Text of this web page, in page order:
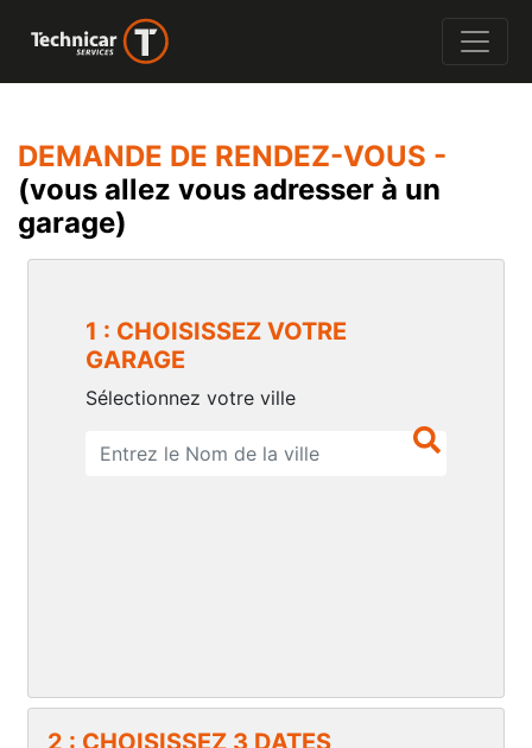
DEMANDE DE RENDEZ-VOUS -
(vous allez vous adresser à un
garage)
1 : CHOISISSEZ VOTRE
GARAGE
Sélectionnez votre ville
2 : CHOISISSEZ 3 DATES